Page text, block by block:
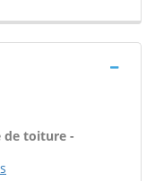
de toiture -